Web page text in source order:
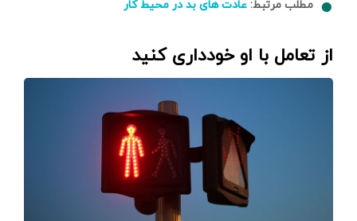
مطلب مرتبط: عادت های بد در محیط کار
از تعامل با او خودداری کنید